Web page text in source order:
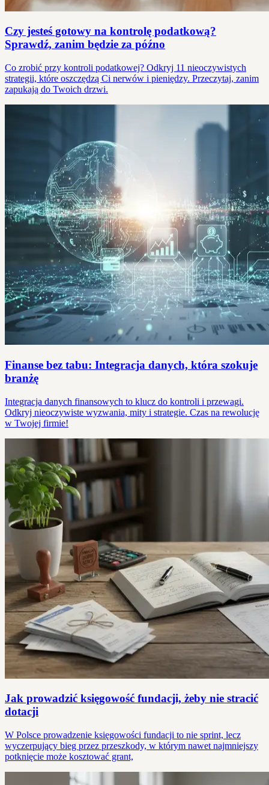
Czy jesteś gotowy na kontrolę podatkową?
Sprawdź, zanim będzie za późno
Co zrobić przy kontroli podatkowej? Odkryj 11 nieoczywistych
strategii, które oszczędzą Ci nerwów i pieniędzy. Przeczytaj, zanim
zapukają do Twoich drzwi.
Finanse bez tabu: Integracja danych, która szokuje
branżę
Integracja danych finansowych to klucz do kontroli i przewagi.
Odkryj nieoczywiste wyzwania, mity i strategie. Czas na rewolucję
w Twojej firmie!
Jak prowadzić księgowość fundacji, żeby nie stracić
dotacji
W Polsce prowadzenie księgowości fundacji to nie sprint, lecz
wyczerpujący bieg przez przeszkody, w którym nawet najmniejszy
potknięcie może kosztować grant,